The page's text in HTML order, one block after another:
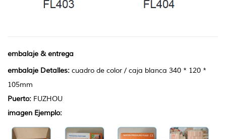
embalaje & entrega
embalaje Detalles: cuadro de color / caja blanca 340 * 120 *
105mm
Puerto: FUZHOU
imagen Ejemplo: